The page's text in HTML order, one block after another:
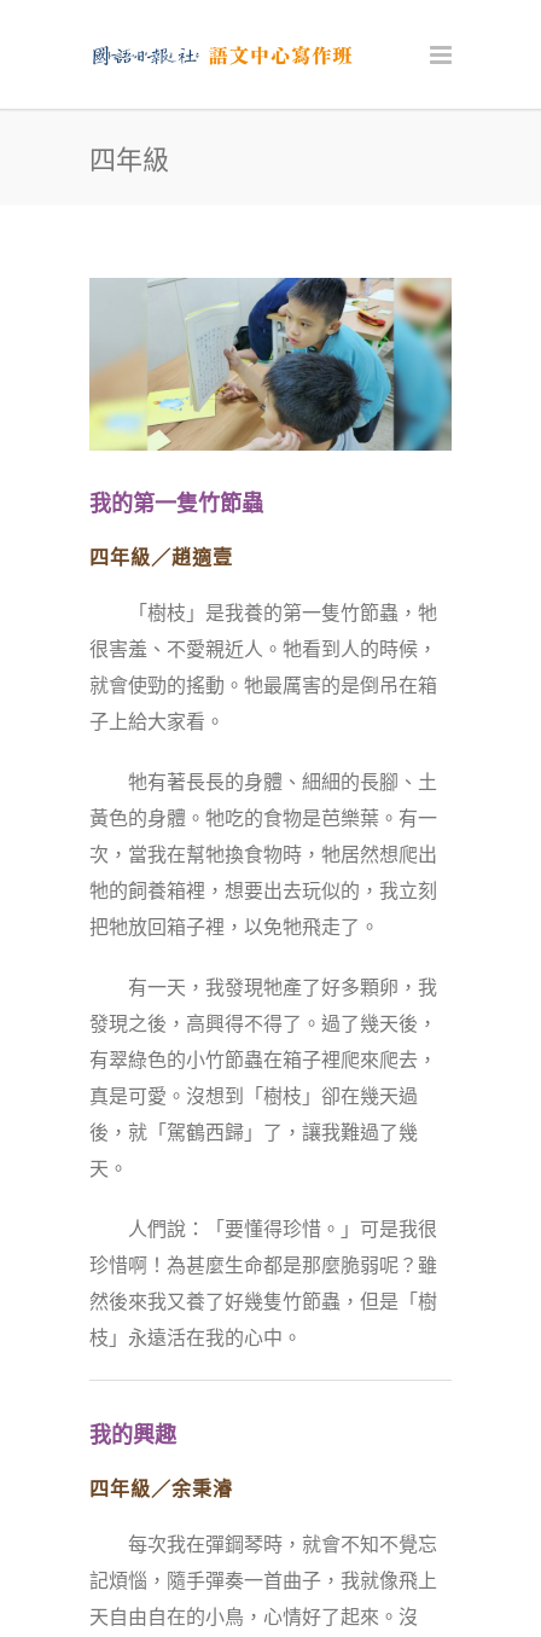
四年級
我的第一隻竹節蟲
四年級／趙適壹
「樹枝」是我養的第一隻竹節蟲，牠
很害羞、不愛親近人。牠看到人的時候，
就會使勁的搖動。牠最厲害的是倒吊在箱
子上給大家看。
牠有著長長的身體、細細的長腳、土
黃色的身體。牠吃的食物是芭樂葉。有一
次，當我在幫牠換食物時，牠居然想爬出
牠的飼養箱裡，想要出去玩似的，我立刻
把牠放回箱子裡，以免牠飛走了。
有一天，我發現牠產了好多顆卵，我
發現之後，高興得不得了。過了幾天後，
有翠綠色的小竹節蟲在箱子裡爬來爬去，
真是可愛。沒想到「樹枝」卻在幾天過
後，就「駕鶴西歸」了，讓我難過了幾
天。
人們說：「要懂得珍惜。」可是我很
珍惜啊！為甚麼生命都是那麼脆弱呢？雖
然後來我又養了好幾隻竹節蟲，但是「樹
枝」永遠活在我的心中。
我的興趣
四年級／余秉濬
每次我在彈鋼琴時，就會不知不覺忘
記煩惱，隨手彈奏一首曲子，我就像飛上
天自由自在的小鳥，心情好了起來。沒